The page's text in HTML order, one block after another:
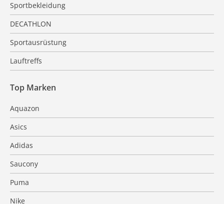
Sportbekleidung
DECATHLON
Sportausrüstung
Lauftreffs
Top Marken
Aquazon
Asics
Adidas
Saucony
Puma
Nike